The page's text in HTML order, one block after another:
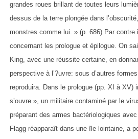
grandes roues brillant de toutes leurs
dessus de la terre plongée dans
monstres comme lui. » (p. 686) Par contre
concernant les prologue et épilogue. On
King, avec une réussite certaine, en
perspective à l’?uvre: sous d’autres
reproduira. Dans le prologue (pp. XI à XV)
s’ouvre », un militaire contaminé par le
préparant des armes bactériologiques
Flagg réapparaît dans une île lointaine, a